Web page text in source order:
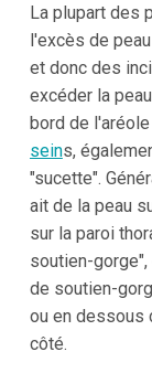
La plupart des
l'excès de
et donc des
excéder la
bord de
seins,
"sucette".
ait de la peau
sur la paroi
soutien-
de soutien-
ou en dessous
côté.